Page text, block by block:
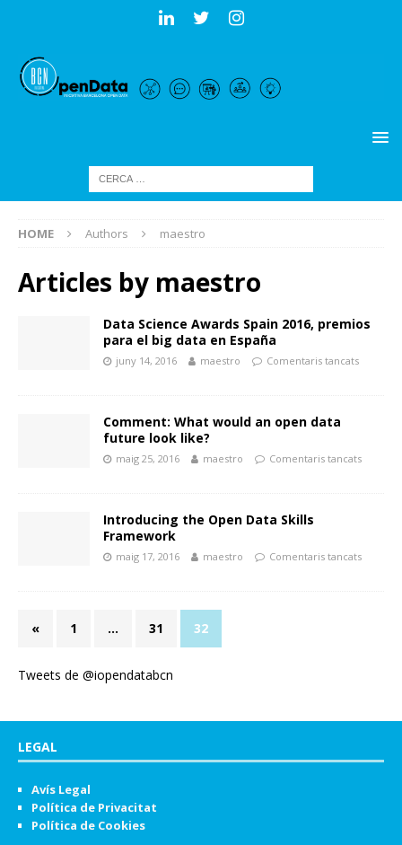
HOME Authors maestro
Articles by maestro
Data Science Awards Spain 2016, premios
para el big data en España
juny 14, 2016 maestro Comentaris tancats
Comment: What would an open data
future look like?
maig 25, 2016 maestro Comentaris tancats
Introducing the Open Data Skills
Framework
maig 17, 2016 maestro Comentaris tancats
« 1 … 31 32
Tweets de @iopendatabcn
LEGAL
Avís Legal
Política de Privacitat
Política de Cookies